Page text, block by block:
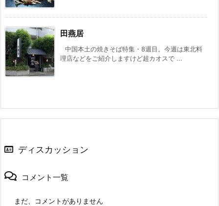
田燕居
中国本土の焼きそば特集・8週目。今週は東北料
理店などをご紹介しますけど超カオスで ...
ディスカッション
コメント一覧
まだ、コメントがありません